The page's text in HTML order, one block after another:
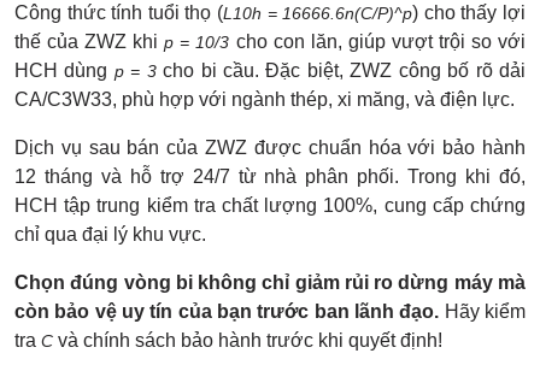
Công thức tính tuổi thọ (L10h = 16666.6n(C/P)^p) cho thấy lợi
thế của ZWZ khip = 10/3 cho con lăn, giúp vượt trội so với
HCH dùng p = 3cho bi cầu. Đặc biệt, ZWZ công bố rõ dải
CA/C3W33, phù hợp với ngành thép, xi măng, và điện lực.
Dịch vụ sau bán của ZWZ được chuẩn hóa với bảo hành
12 tháng và hỗ trợ 24/7 từ nhà phân phối. Trong khi đó,
HCH tập trung kiểm tra chất lượng 100%, cung cấp chứng
chỉ qua đại lý khu vực.
Chọn đúng vòng bi không chỉ giảm rủi ro dừng máy mà
còn bảo vệ uy tín của bạn trước ban lãnh đạo. Hãy kiểm
tra C và chính sách bảo hành trước khi quyết định!